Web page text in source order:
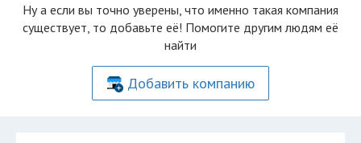
Ну а если вы точно уверены, что именно такая компания
существует, то добавьте её! Помогите другим людям её
найти
Добавить компанию